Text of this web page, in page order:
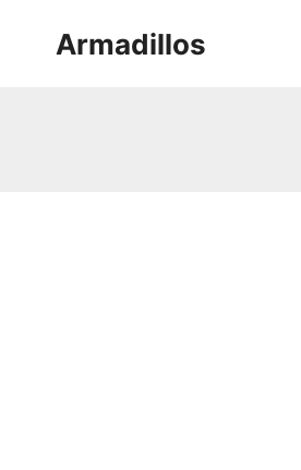
Armadillos